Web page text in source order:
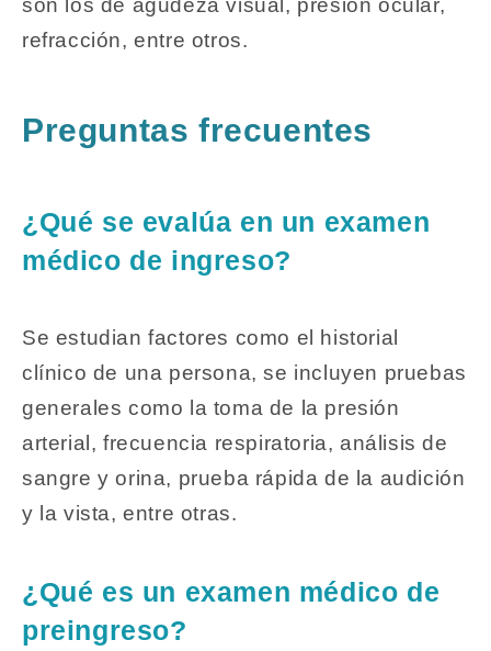
refracción, entre otros.
Preguntas frecuentes
¿Qué se evalúa en un examen
médico de ingreso?
Se estudian factores como el historial
clínico de una persona, se incluyen pruebas
generales como la toma de la presión
arterial, frecuencia respiratoria, análisis de
sangre y orina, prueba rápida de la audición
y la vista, entre otras.
¿Qué es un examen médico de
preingreso?